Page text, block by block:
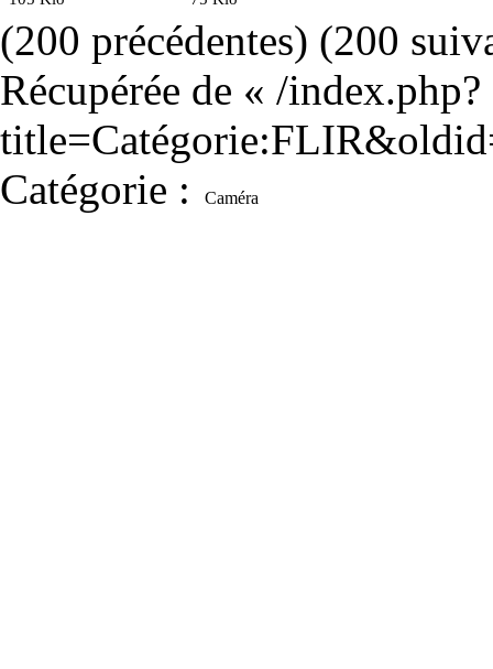
(200 précédentes) (200
Récupérée de « /index.php?
Catégorie : Caméra